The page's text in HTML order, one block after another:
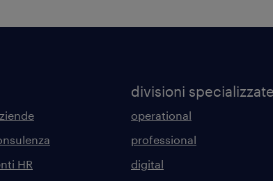
HR
divisioni
operational
professional
digital